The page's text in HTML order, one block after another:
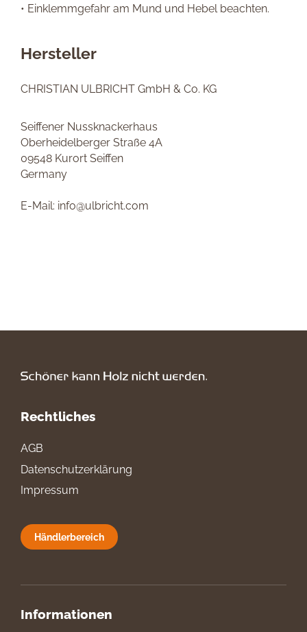
• Einklemmgefahr am Mund und Hebel beachten.
Hersteller
CHRISTIAN ULBRICHT GmbH & Co. KG
Seiffener Nussknackerhaus
Oberheidelberger Straße 4A
09548 Kurort Seiffen
Germany
E-Mail: info@ulbricht.com
Rechtliches
AGB
Datenschutzerklärung
Impressum
Händlerbereich
Informationen